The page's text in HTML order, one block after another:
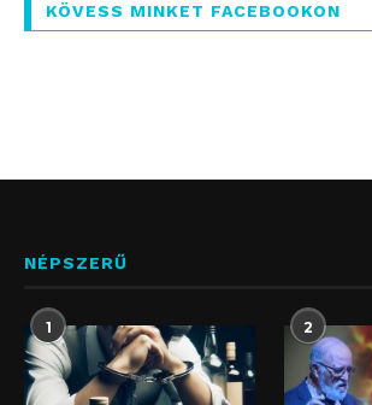
KÖVESS MINKET FACEBOOKON
NÉPSZERŰ
1 2